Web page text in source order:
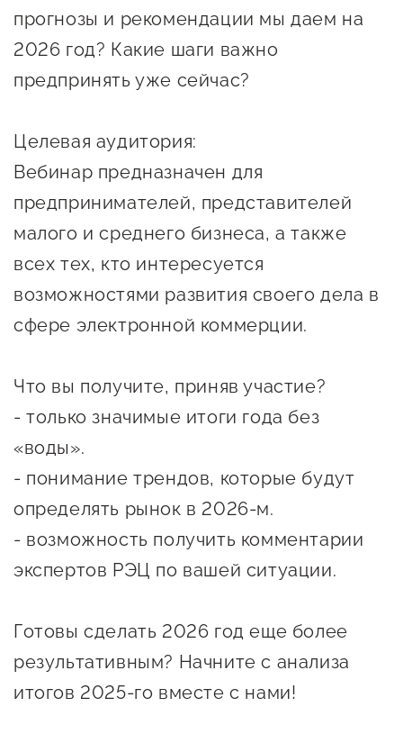
Финансовая поддержка
Меры поддержки в условиях
внешнего санкционного
Центры поддержки
Центр информационно-
консультационного
сопровождения
О центре
Поддержка центра
Истории успеха
Центр образовательных
программ и молодежного
О центре
предпринимателей
Проекты
Поддержка центра
Истории успеха
Центр инноваций
социальной сферы
О центре
Поддержка центра
Календарь
мероприятий для
Истории успеха
социальной сфере
поддержки
О центре
Истории успеха
Центр инновационно-
креативного
О центре
Центр поддержки экспорта
прогнозы и рекомендации мы даем на
2026 год? Какие шаги важно
предпринять уже сейчас?
Целевая аудитория:
Вебинар предназначен для
предпринимателей, представителей
малого и среднего бизнеса, а также
всех тех, кто интересуется
возможностями развития своего дела в
сфере электронной коммерции.
Что вы получите, приняв участие?
- только значимые итоги года без
«воды».
- понимание трендов, которые будут
определять рынок в 2026-м.
- возможность получить комментарии
экспертов РЭЦ по вашей ситуации.
Готовы сделать 2026 год еще более
результативным? Начните с анализа
итогов 2025-го вместе с нами!